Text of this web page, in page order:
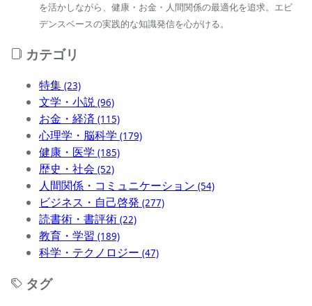
を活かしながら、健康・お金・人間関係の最適化を追求。エビ
デンスベースの実践的な知識発信を心がける。
カテゴリ
特集 (23)
文学・小説 (96)
お金・経済 (115)
心理学・脳科学 (179)
健康・医学 (185)
歴史・社会 (52)
人間関係・コミュニケーション (54)
ビジネス・自己啓発 (277)
読書術・書評術 (22)
教育・学習 (189)
科学・テクノロジー (47)
タグ